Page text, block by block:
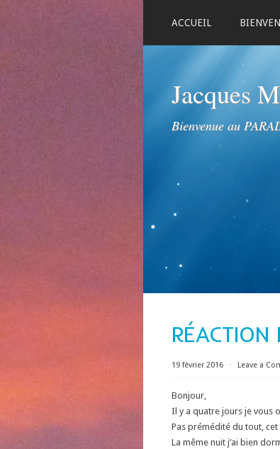
ACCUEIL
Jacques
Bienvenue au
RÉACTION
19 février 2016 ⋅ Leave a
Bonjour,
Il y a quatre jours je vous
Pas prémédité du tout,
La même nuit j’ai bien